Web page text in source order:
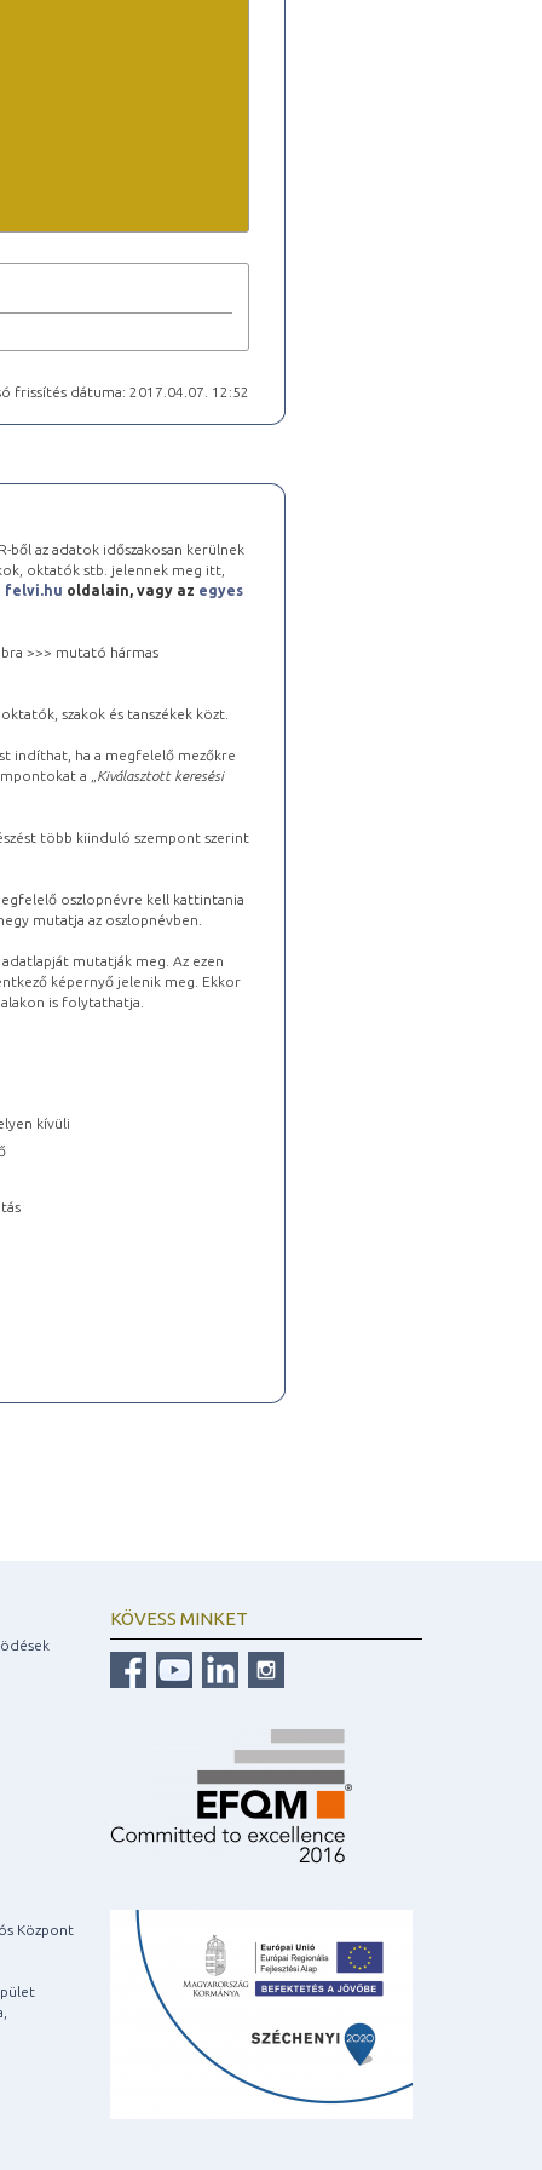
frissítés dátuma: 2017.04.07. 12:52
ből az adatok időszakosan kerülnek
oktatók stb. jelennek meg itt,
felvi.hu oldalain, vagy az egyes
>>> mutató hármas
szakok és tanszékek közt.
indíthat, ha a megfelelő mezőkre
a „ Kiválasztott keresési
több kiinduló szempont szerint
oszlopnévre kell kattintania
mutatja az oszlopnévben.
mutatják meg. Az ezen
képernyő jelenik meg. Ekkor
is folytathatja.
kívüli
Központ
KÖVESS MINKET